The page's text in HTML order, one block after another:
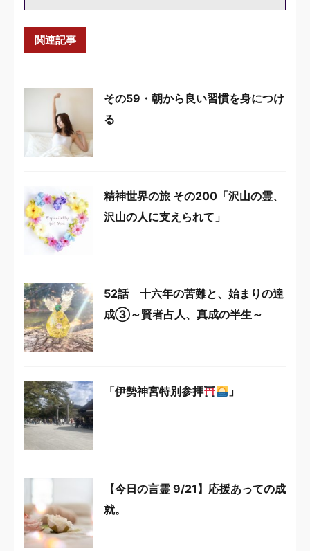
関連記事
その59・朝から良い習慣を身につけ
る
精神世界の旅 その200「沢山の霊、
沢山の人に支えられて」
52話 十六年の苦難と、始まりの達
成③～賢者占人、真成の半生～
「伊勢神宮特別参拝 」
【今日の言霊 9/21】応援あっての成
就。